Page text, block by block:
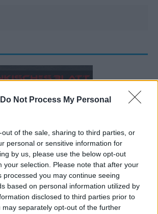
Do Not Process My Personal
out of the sale, sharing to third parties, or
personal or sensitive information for
by us, please use the below opt-out
your selection. Please note that after your
processed you may continue seeing
based on personal information utilized by
disclosed to third parties prior to
may separately opt-out of the further